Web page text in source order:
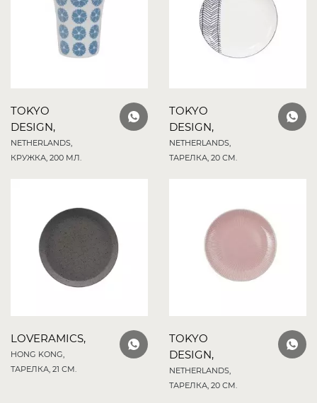
TOKYO
DESIGN,
NETHERLANDS,
КРУЖКА, 200 МЛ.
TOKYO
DESIGN,
NETHERLANDS,
ТАРЕЛКА, 20 СМ.
LOVERAMICS,
HONG KONG,
ТАРЕЛКА, 21 СМ.
TOKYO
DESIGN,
NETHERLANDS,
ТАРЕЛКА, 20 СМ.